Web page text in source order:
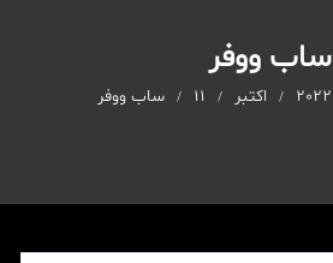
ساب ووفر
2022 اکتبر 11 ساب ووفر